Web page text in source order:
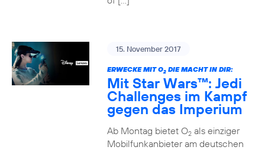
15. November 2017
ERWECKE MIT O2DIE MACHT IN DIR:
Mit Star Wars™: Jedi
Challenges im Kampf
gegen das Imperium
Ab Montag bietet O2als einziger
Mobilfunkanbieter am deutschen